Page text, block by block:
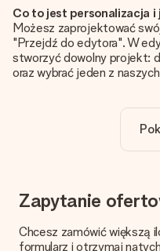
Co to jest personalizacja i
Możesz zaprojektować
"Przejdź do edytora". W
stworzyć dowolny projekt:
oraz wybrać jeden z
Cena podana na stronie
Twojego prezentu - ilość
jakość?
Chcemy mieć pewność, że
wysokiej jakości. Jeśli nie
Zapytanie
Chcesz zamówić większą
formularz i otrzymaj